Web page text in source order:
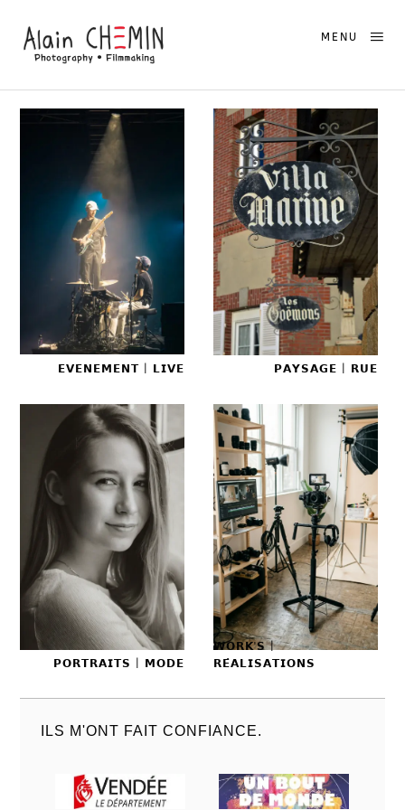
MENU
𝗘𝗩𝗘𝗡𝗘𝗠𝗘𝗡𝗧 | 𝗟𝗜𝗩𝗘 𝗣𝗔𝗬𝗦𝗔𝗚𝗘 | 𝗥𝗨𝗘
𝗣𝗢𝗥𝗧𝗥𝗔𝗜𝗧𝗦 | 𝗠𝗢𝗗𝗘
𝗪𝗢𝗥𝗞'𝗦 |
𝗥𝗘́𝗔𝗟𝗜𝗦𝗔𝗧𝗜𝗢𝗡𝗦
ILS M'ONT FAIT CONFIANCE.